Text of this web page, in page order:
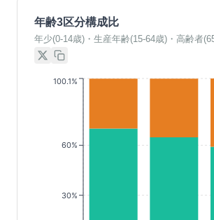
年齢3区分構成比
年少(0-14歳)・生産年齢(15-64歳)・高齢者
30%
60%
100.1%